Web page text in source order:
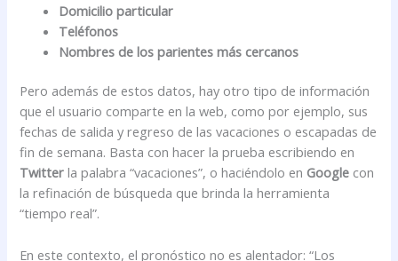
Domicilio particular
Teléfonos
Nombres de los parientes más cercanos
Pero además de estos datos, hay otro tipo de información
que el usuario comparte en la web, como por ejemplo, sus
fechas de salida y regreso de las vacaciones o escapadas de
fin de semana. Basta con hacer la prueba escribiendo en
Twitter la palabra “vacaciones”, o haciéndolo en Google con
la refinación de búsqueda que brinda la herramienta
“tiempo real”.
En este contexto, el pronóstico no es alentador: “Los